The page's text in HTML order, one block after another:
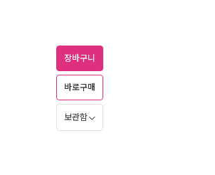
장바구니
바로구매
보관함